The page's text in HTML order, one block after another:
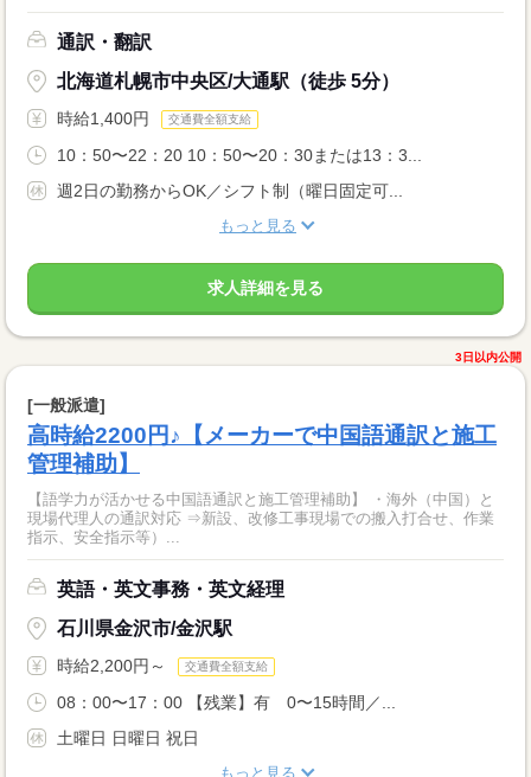
通訳・翻訳
北海道札幌市中央区/大通駅（徒歩 5分）
時給1,400円 交通費全額支給
10：50〜22：20 10：50〜20：30または13：3...
週2日の勤務からOK／シフト制（曜日固定可...
もっと見る
求人詳細を見る
3日以内公開
[一般派遣]
高時給2200円♪【メーカーで中国語通訳と施工
管理補助】
【語学力が活かせる中国語通訳と施工管理補助】 ・海外（中国）と
現場代理人の通訳対応 ⇒新設、改修工事現場での搬入打合せ、作業
指示、安全指示等）...
英語・英文事務・英文経理
石川県金沢市/金沢駅
時給2,200円～ 交通費全額支給
08：00〜17：00 【残業】有 0〜15時間／...
土曜日 日曜日 祝日
もっと見る